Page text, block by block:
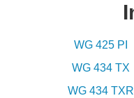
WG 425 PI
WG 434 TX
WG 434 TXR